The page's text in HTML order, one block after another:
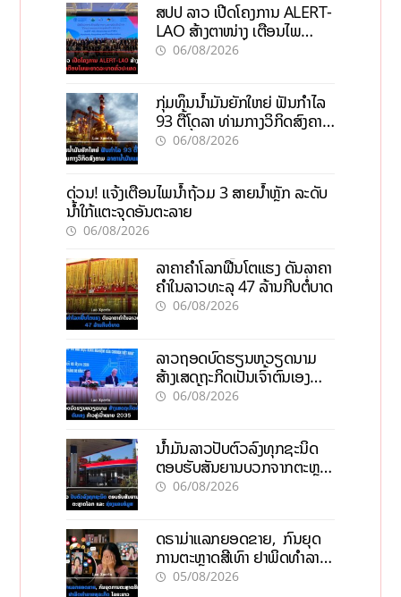
ສປປ ລາວ ເປີດໂຄງການ ALERT-
LAO ສ້າງຕາໜ່າງ ເຕືອນໄພ
ພະຍາດລະບາດທົ່ວປະເທດ
06/08/2026
ກຸ່ມທຶນນ້ຳມັນຍັກໃຫຍ່ ຟັນກຳໄລ
93 ຕື້ໂດລາ ທ່າມກາງວິກິດສົງຄາມ
ລາຄານໍ້າມັນແພງ
06/08/2026
ດ່ວນ! ແຈ້ງເຕືອນໄພນໍ້າຖ້ວມ 3 ສາຍນໍ້າຫຼັກ ລະດັບ
ນໍ້າໃກ້ແຕະຈຸດອັນຕະລາຍ
06/08/2026
ລາຄາຄຳໂລກຟື້ນໂຕແຮງ ດັນລາຄາ
ຄຳໃນລາວທະລຸ 47 ລ້ານກີບຕໍ່ບາດ
06/08/2026
ລາວຖອດບົດຮຽນຫວຽດນາມ
ສ້າງເສດຖະກິດເປັນເຈົ້າຕົນເອງ
ກ້າວສູ່ເປົ້າໝາຍ 2035
06/08/2026
ນໍ້າມັນລາວປັບຕົວລົງທຸກຊະນິດ
ຕອບຮັບສັນຍານບວກຈາກຕະຫຼາດ
ໂລກ ແລະ ຊ່ອງແຄບຮໍມູສ
06/08/2026
ດຣາມ່າແລກຍອດຂາຍ, ກົນຍຸດ
ການຕະຫຼາດສີເທົາ ຢາພິດທຳລາຍ
ທຸລະກິດ ໄລຍະຍາວ
05/08/2026